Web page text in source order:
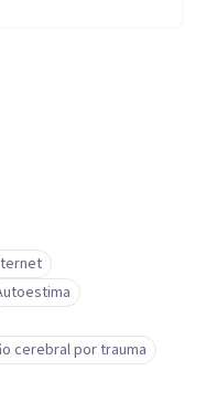
cerebral por trauma